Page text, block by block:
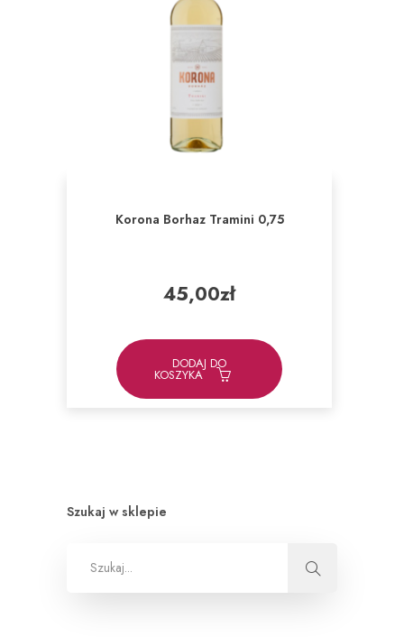
Korona Borhaz Tramini 0,75
45,00zł
DODAJ DO
KOSZYKA
Szukaj w sklepie